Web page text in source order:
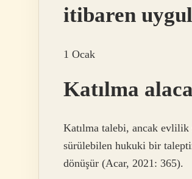
itibaren
1 Ocak
Katılma
Katılma talebi, ancak evlilik
sürülebilen hukuki bir
dönüşür (Acar, 2021: 365).